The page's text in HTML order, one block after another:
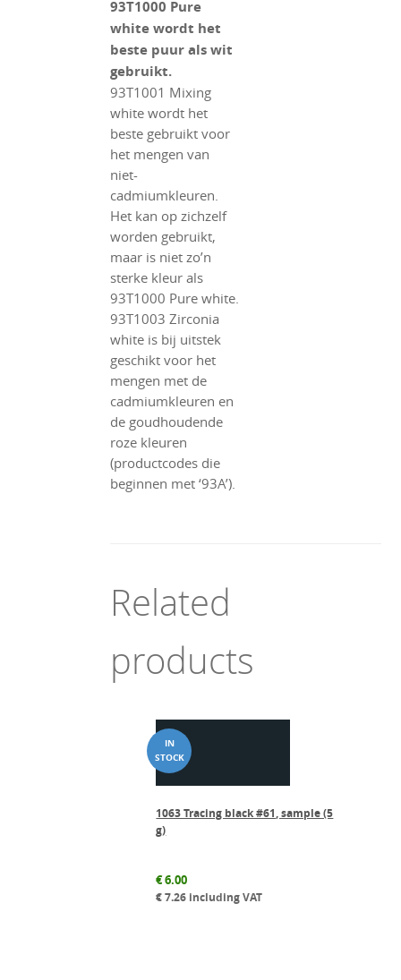
93T1000 Pure
white wordt het
beste puur als wit
gebruikt.
93T1001 Mixing
white wordt het
beste gebruikt voor
het mengen van
niet-
cadmiumkleuren.
Het kan op zichzelf
worden gebruikt,
maar is niet zo’n
sterke kleur als
93T1000 Pure white.
93T1003 Zirconia
white is bij uitstek
geschikt voor het
mengen met de
cadmiumkleuren en
de goudhoudende
roze kleuren
(productcodes die
beginnen met ‘93A’).
Related
products
1063 Tracing black #61, sample (5
g)
€6.00
€7.26 including VAT